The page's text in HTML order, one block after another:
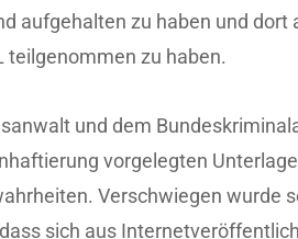
aufgehalten zu haben und dort
teilgenommen zu haben.
und dem
vorgelegten
Verschwiegen wurde
sich aus